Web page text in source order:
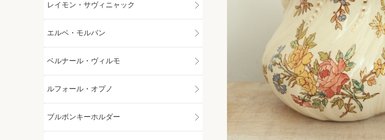
レイモン・サヴィニャック
エルベ・モルバン
ベルナール・ヴィルモ
ルフォール・オプノ
ブルボンキーホルダー